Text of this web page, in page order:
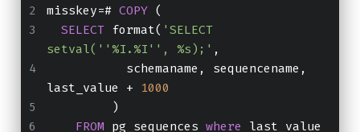
misskey=# COPY (
SELECT format( 'SELECT
setval(''%I.%I'', %s);' ,
last_value + 1000
         )
FROM pg_sequences where